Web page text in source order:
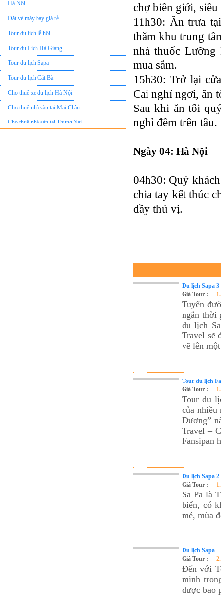
Đặt vé máy bay giá rẻ
Tour du lịch lễ hội
Tour du Lịch Hà Giang
Tour du lịch Sapa
Tour du lịch Cát Bà
Cho thuê xe du lịch Hà Nội
Cho thuê nhà sàn tại Mai Châu
Cho thuê nhà sàn tại Thung Nai
Nhà sàn tại Đảo Dừa Thung Nai
chợ biên giới,
11h30: Ăn trưa
thăm khu trung
nhà thuốc
mua sắm.
15h30: Trở lại
Cai nghỉ ngơi, ăn
Sau khi ăn tối
nghỉ đêm trên tầu.
Ngày 04: Hà Nội
04h30: Quý
chia tay kết thúc
đầy thú vị.
Du lịch Sapa 3
Giá Tour :
Tuyến
ngắn thời
du lịch
Travel sẽ
vẽ lên
Tour du lịch
Giá Tour :
Tour du
của nhiều
Dương”
Travel –
Fansipan
Du lịch Sapa 2
Giá Tour :
Sa Pa là
biển, có
mẻ, mùa
Du lịch Sapa –
Giá Tour :
Đến với
mình
được bao